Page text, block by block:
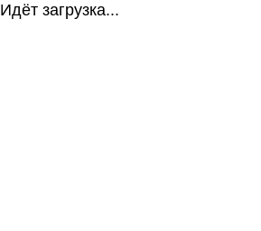
Идёт загрузка...